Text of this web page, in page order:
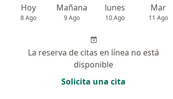
Hoy
8 Ago
Mañana
9 Ago
lunes
10 Ago
Mar
11 Ago
La reserva de citas en línea no está
disponible
Solicita una cita